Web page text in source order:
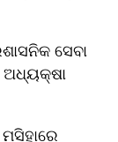
ସେବା
ଅଧ୍ୟକ୍ଷା